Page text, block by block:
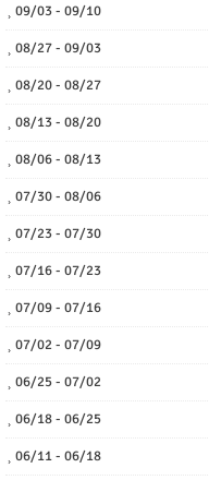
09/03 - 09/10
08/27 - 09/03
08/20 - 08/27
08/13 - 08/20
08/06 - 08/13
07/30 - 08/06
07/23 - 07/30
07/16 - 07/23
07/09 - 07/16
07/02 - 07/09
06/25 - 07/02
06/18 - 06/25
06/11 - 06/18